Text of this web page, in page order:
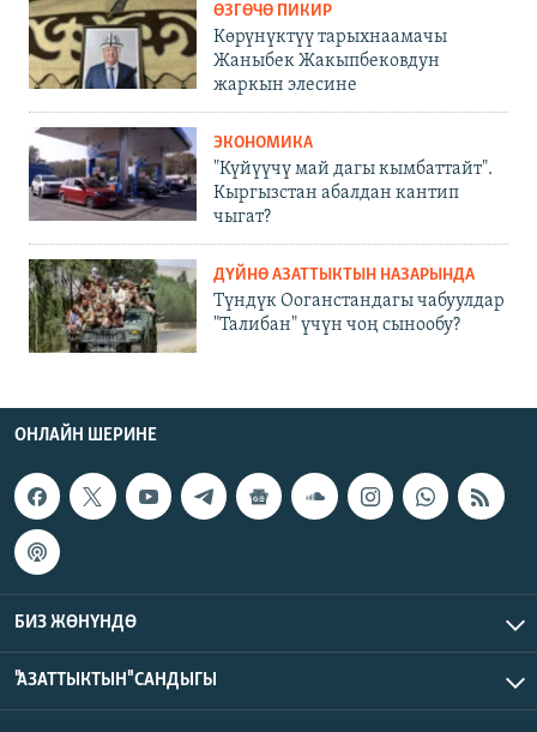
ӨЗГӨЧӨ ПИКИР
Көрүнүктүү тарыхнаамачы
Жаныбек Жакыпбековдун
жаркын элесине
ЭКОНОМИКА
"Күйүүчү май дагы кымбаттайт".
Кыргызстан абалдан кантип
чыгат?
ДҮЙНӨ АЗАТТЫКТЫН НАЗАРЫНДА
Түндүк Ооганстандагы чабуулдар
"Талибан" үчүн чоң сынообу?
ОНЛАЙН ШЕРИНЕ
БИЗ ЖӨНҮНДӨ
"АЗАТТЫКТЫН" САНДЫГЫ